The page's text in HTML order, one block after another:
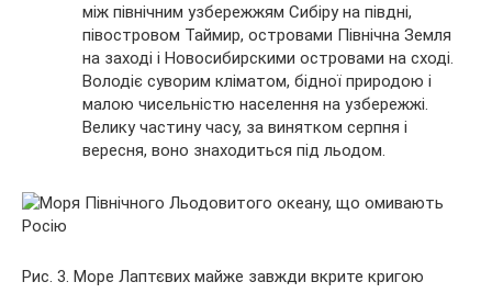
між північним узбережжям Сибіру на півдні,
півостровом Таймир, островами Північна Земля
на заході і Новосибирскими островами на сході.
Володіє суворим кліматом, бідної природою і
малою чисельністю населення на узбережжі.
Велику частину часу, за винятком серпня і
вересня, воно знаходиться під льодом.
Рис. 3. Море Лаптєвих майже завжди вкрите кригою